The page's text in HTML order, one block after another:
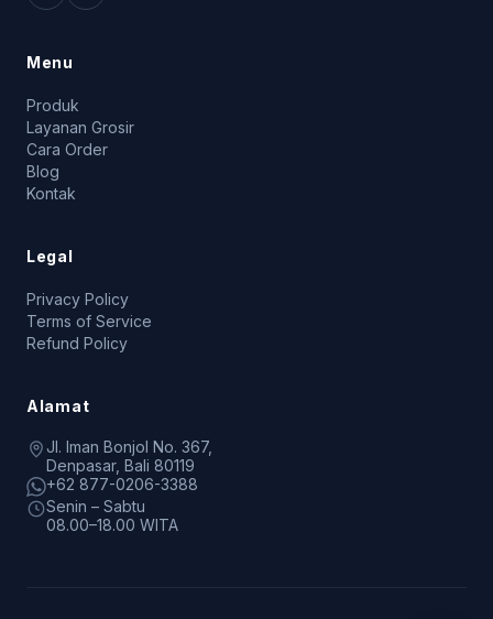
Menu
Produk
Layanan Grosir
Cara Order
Blog
Kontak
Legal
Privacy Policy
Terms of Service
Refund Policy
Alamat
Jl. Iman Bonjol No. 367,
Denpasar, Bali 80119
+62 877-0206-3388
Senin – Sabtu
08.00–18.00 WITA